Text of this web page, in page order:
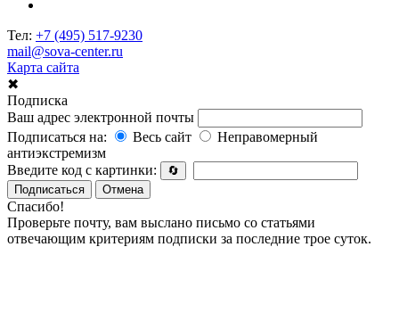
Тел: +7 (495) 517-9230
mail@sova-center.ru
Карта сайта
✖
Подписка
Ваш адрес электронной почты
Подписаться на:
Весь сайт
Неправомерный
антиэкстремизм
Введите код с картинки:
🔄
Подписаться
Отмена
Спасибо!
Проверьте почту, вам выслано письмо со статьями
отвечающим критериям подписки за последние трое суток.